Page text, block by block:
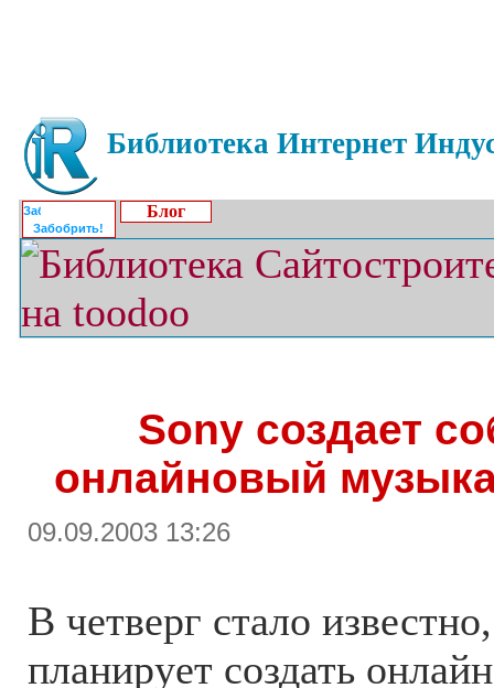
Библиотека Интернет
Забобрить!
Блог
Sony создает
онлайновый
09.09.2003 13:26
В четверг стало
планирует создать